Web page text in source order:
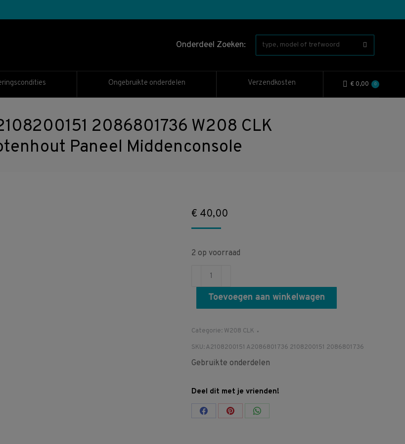
Onderdeel Zoeken:
Ongebruikte onderdelen Verzendkosten € 0,00 0
2086801736 W208 CLK
Paneel Middenconsole
€ 40,00
2 op voorraad
A2108200151
A2086801736
2108200151
W208
Middenconsole
aantal
Toevoegen aan winkelwagen
Categorie: W208 CLK
SKU:A2108200151 A2086801736 2108200151 2086801736
Gebruikte onderdelen
Deel dit met je vrienden!
Share Share Share